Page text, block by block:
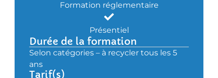
Formation réglementaire
Présentiel
Durée de la formation
Selon catégories – à recycler tous les 5
ans
Tarif(s)